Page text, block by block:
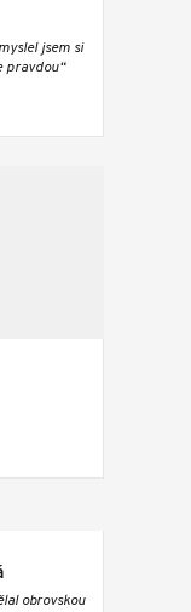
jsem si
pravdou“
obrovskou